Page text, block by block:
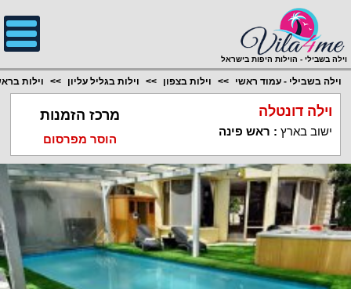
וילה בשבילי - הוילות היפות בישראל
וילה בשבילי - עמוד ראשי וילות בצפון וילות בגליל עליון וילות
וילה דונטלה
ישוב בארץ : ראש פינה
מרכז הזמנות
הוסר מפרסום